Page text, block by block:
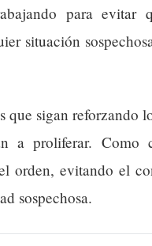
para evitar
situación
que sigan reforzando
a proliferar. Como
orden, evitando el
sospechosa.